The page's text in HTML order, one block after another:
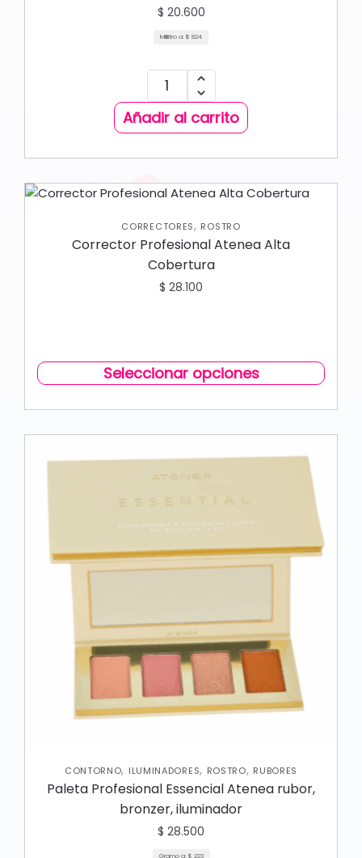
$ 20.600
Mililitro a: $ 824
Añadir al carrito
CORRECTORES, ROSTRO
Corrector Profesional Atenea Alta
Cobertura
$ 28.100
Seleccionar opciones
CONTORNO, ILUMINADORES, ROSTRO, RUBORES
Paleta Profesional Essencial Atenea rubor,
bronzer, iluminador
$ 28.500
Gramo a: $ 223